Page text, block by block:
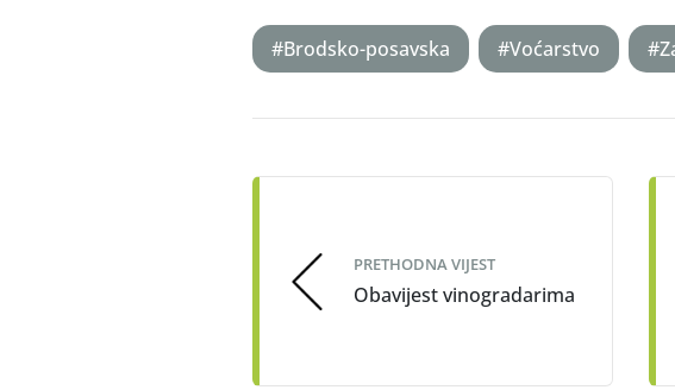
#Brodsko-posavska #Voćarstvo
navigation
PRETHODNA VIJEST
Obavijest vinogradarima